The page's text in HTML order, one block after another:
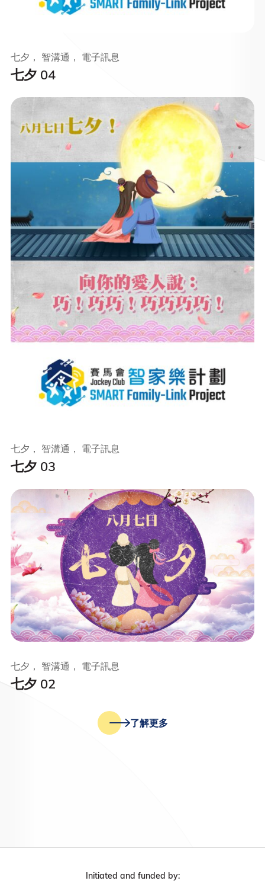
七夕 04
七夕， 智溝通， 電子訊息
七夕 03
七夕， 智溝通， 電子訊息
七夕 02
七夕， 智溝通， 電子訊息
了解更多
Initiated and funded by: